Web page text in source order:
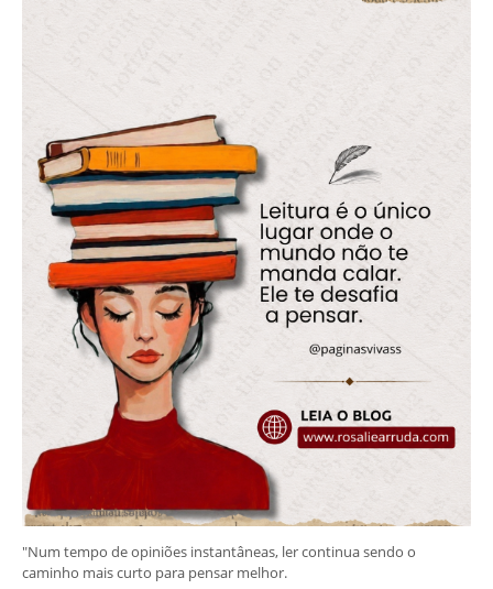
"Num tempo de opiniões instantâneas, ler continua sendo o
caminho mais curto para pensar melhor.